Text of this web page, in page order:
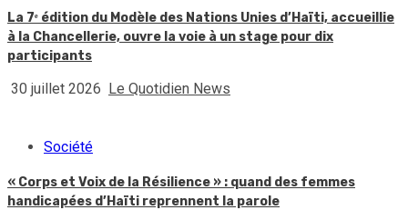
La 7ᵉ édition du Modèle des Nations Unies d’Haïti, accueillie
à la Chancellerie, ouvre la voie à un stage pour dix
participants
30 juillet 2026 Le Quotidien News
Société
« Corps et Voix de la Résilience » : quand des femmes
handicapées d’Haïti reprennent la parole